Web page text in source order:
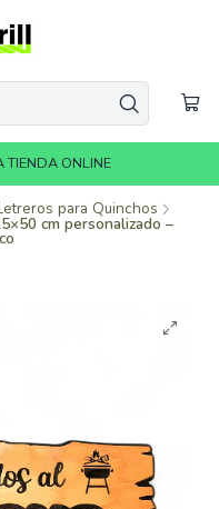
TIENDA ONLINE
para Quinchos
cm personalizado –